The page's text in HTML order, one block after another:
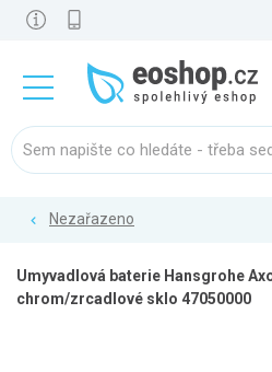
Nezařazeno
Umyvadlová baterie Hansgrohe
chrom/zrcadlové sklo 47050000